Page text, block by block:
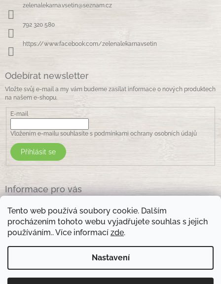
Tento web používá soubory cookie. Dalším
procházením tohoto webu vyjadřujete souhlas s jejich
používáním.. Více informací zde.
Nastavení
zelenalekarna.vsetin@seznam.cz
792 320 580
https://www.facebook.com/zelenalekarnavsetin
Odebírat newsletter
Vložte svůj e-mail a my vám budeme zasílat informace o nových produktech
na našem e-shopu.
E-mail
Vložením e-mailu souhlasíte s podmínkami ochrany osobních údajů
Přihlásit se
Informace pro vás
Obchodní podmínky
Podmínky ochrany osobních údajů
Kontakty
Otevírací doba prodejny: pondělí - pátek - 8.30 -17.00 , sobota 9.00-11 .00